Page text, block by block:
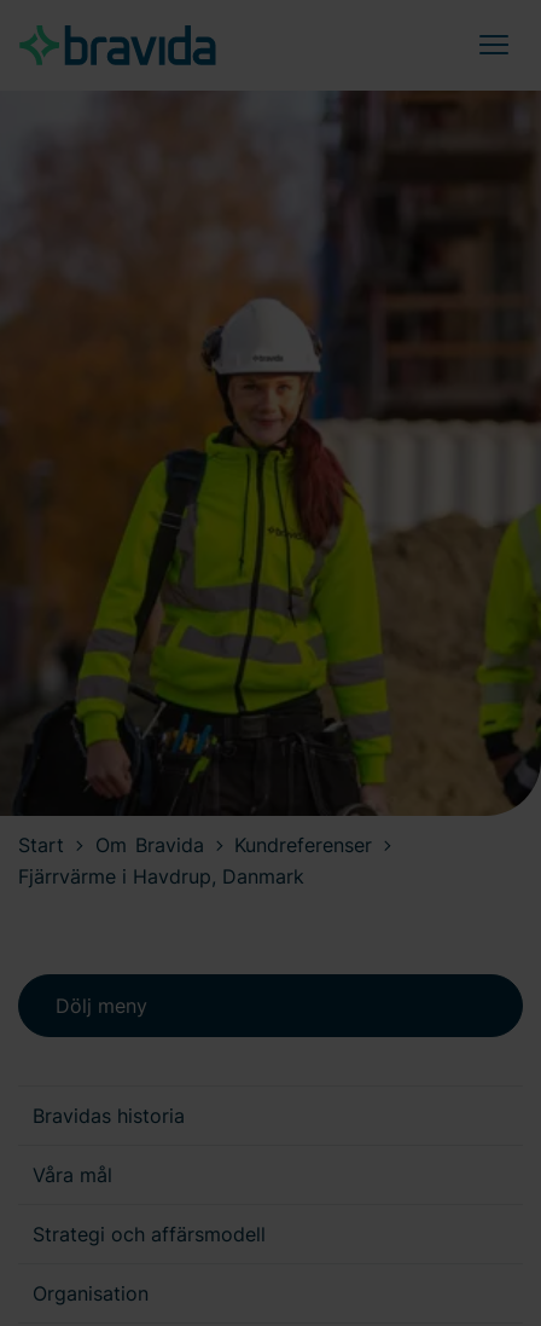
Start Om Bravida
Kundreferenser
Fjärrvärme i Havdrup, Danmark
Dölj meny
Bravidas historia
Våra mål
Strategi och affärsmodell
Organisation